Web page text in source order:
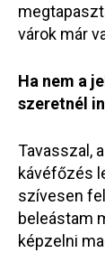
várok már
Ha nem a
szeretnél
Tavasszal,
kávéfőzés
szívesen
beleástam
képzelni